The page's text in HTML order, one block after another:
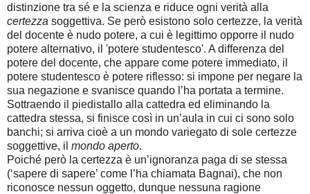
distinzione tra sé e la scienza e riduce ogni verità alla
certezza soggettiva. Se però esistono solo certezze, la verità
del docente è nudo potere, a cui è legittimo opporre il nudo
potere alternativo, il 'potere studentesco'. A differenza del
potere del docente, che appare come potere immediato, il
potere studentesco è potere riflesso: si impone per negare la
sua negazione e svanisce quando l’ha portata a termine.
Sottraendo il piedistallo alla cattedra ed eliminando la
cattedra stessa, si finisce così in un’aula in cui ci sono solo
banchi; si arriva cioè a un mondo variegato di sole certezze
soggettive, il mondo aperto.
Poiché però la certezza è un’ignoranza paga di se stessa
(‘sapere di sapere’ come l’ha chiamata Bagnai), che non
riconosce nessun oggetto, dunque nessuna ragione